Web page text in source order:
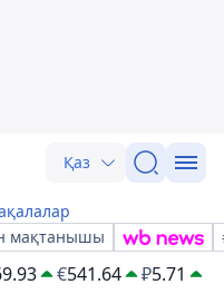
Қаз
мақтанышы
€541.64 ₽5.71